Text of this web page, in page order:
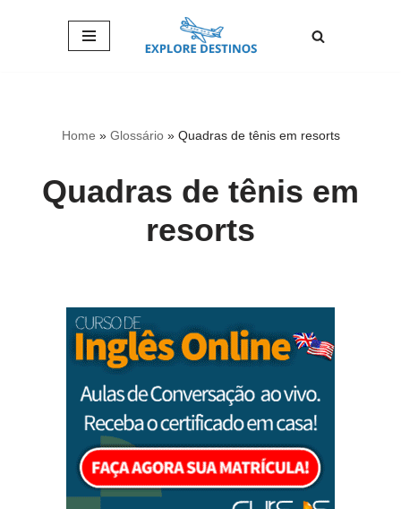
Home » Glossário» Quadras de tênis em resorts
Quadras de tênis em
resorts